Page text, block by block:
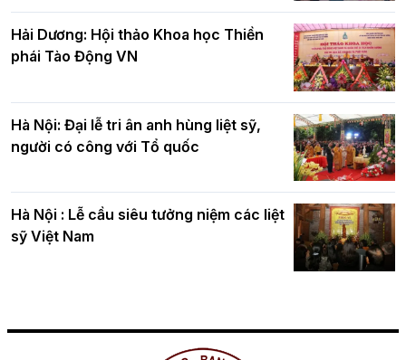
Hải Dương: Hội thảo Khoa học Thiền
phái Tào Động VN
Hà Nội: Đại lễ tri ân anh hùng liệt sỹ,
người có công với Tổ quốc
Hà Nội : Lễ cầu siêu tưởng niệm các liệt
sỹ Việt Nam